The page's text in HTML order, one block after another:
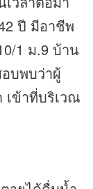
ปี มีอาชีพ
1 ม.9 บ้าน
บพบว่าผู้
ข้าที่บริเวณ